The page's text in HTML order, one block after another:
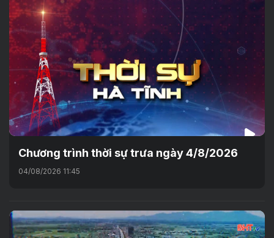
Chương trình thời sự trưa ngày 4/8/2026
04/08/2026 11:45